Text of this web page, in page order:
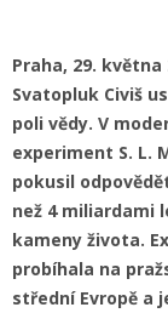
Praha, 29.
Svatopluk Civiš
poli vědy. V
experiment S. L.
pokusil
než 4 miliardami
kameny života.
probíhala na
střední Evropě a